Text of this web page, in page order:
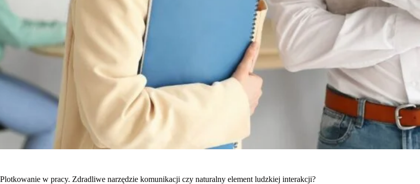
Plotkowanie w pracy. Zdradliwe narzędzie komunikacji czy naturalny element ludzkiej interakcji?